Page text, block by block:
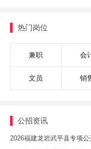
热门岗位
兼职 会
文员 销
公招资讯
2026福建龙岩市第九中学招
2026福建龙岩市有色金属
2026福建龙岩市“支企服务